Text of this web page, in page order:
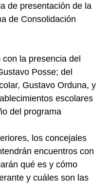
de presentación de la
de Consolidación
la presencia del
Posse; del
Gustavo Orduna, y
escolares
del programa
los concejales
encuentros con
qué es y cómo
y cuáles son las